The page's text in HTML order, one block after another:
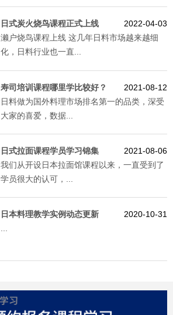
日式炭火烧鸟课程正式上线
2022-04-03
濑户烧鸟课程上线 这几年日料市场越来越细
化，日料行业也一直...
寿司培训课程哪里学比较好？
2021-08-12
日料做为国外料理市场排名第一的品类，深受
大家的喜爱，数据...
日式拉面课程学员学习锦集
2021-08-06
我们从开设日本拉面馆课程以来，一直受到了
学员很大的认可，...
日本料理教学实例动态更新
2020-10-31